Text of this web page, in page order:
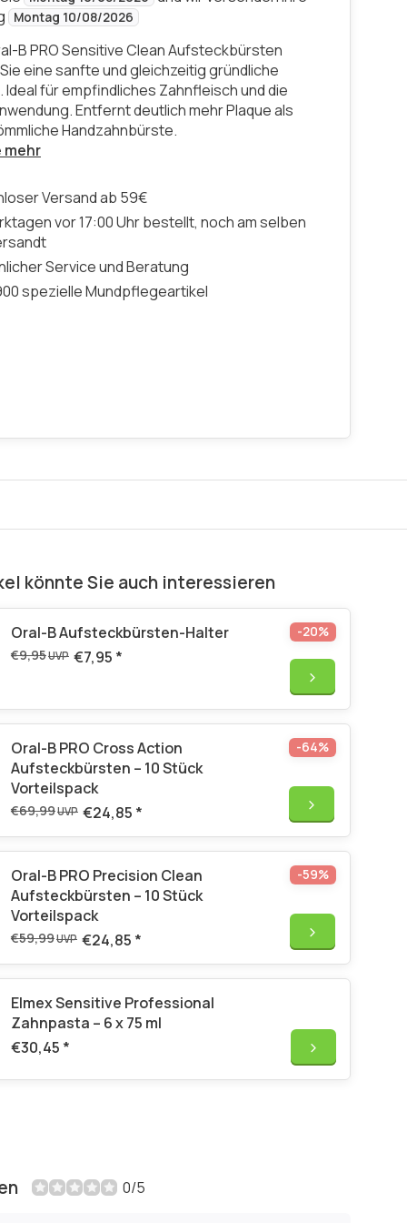
Montag 10/08/2026
B PRO Sensitive Clean Aufsteckbürsten
eine sanfte und gleichzeitig gründliche
Ideal für empfindliches Zahnfleisch und die
Entfernt deutlich mehr Plaque als
Handzahnbürste.
mehr
Versand ab 59€
vor 17:00 Uhr bestellt, noch am selben
Service und Beratung
spezielle Mundpflegeartikel
könnte Sie auch interessieren
Oral-B Aufsteckbürsten-Halter
€9,95UVP €7,95 *
-20%
Oral-B PRO Cross Action
Aufsteckbürsten – 10 Stück
Vorteilspack
€69,99UVP €24,85 *
-64%
Oral-B PRO Precision Clean
Aufsteckbürsten – 10 Stück
Vorteilspack
€59,99UVP €24,85 *
-59%
Elmex Sensitive Professional
Zahnpasta – 6 x 75 ml
€30,45 *
0/5